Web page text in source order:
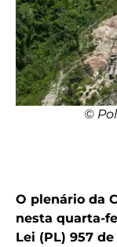
©
O plenário da
nesta quarta-
Lei (PL) 957